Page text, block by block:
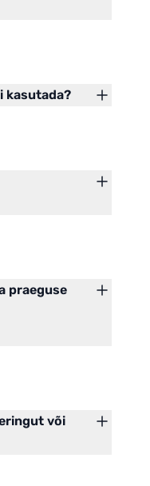
kasutada?
praeguse
või